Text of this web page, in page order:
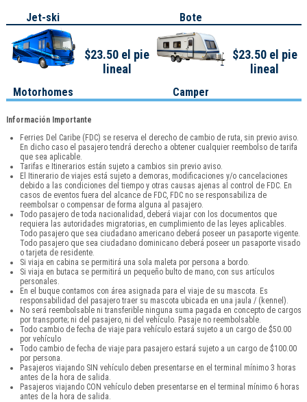
Jet-ski Bote
Motorhomes
$23.50 el pie
lineal
Camper
$23.50 el pie
lineal
Información Importante
Ferries Del Caribe (FDC) se reserva el derecho de cambio de ruta, sin previo aviso.
En dicho caso el pasajero tendrá derecho a obtener cualquier reembolso de tarifa
que sea aplicable.
Tarifas e Itinerarios están sujeto a cambios sin previo aviso.
El Itinerario de viajes está sujeto a demoras, modificaciones y/o cancelaciones
debido a las condiciones del tiempo y otras causas ajenas al control de FDC. En
casos de eventos fuera del alcance de FDC, FDC no se responsabiliza de
reembolsar o compensar de forma alguna al pasajero.
Todo pasajero de toda nacionalidad, deberá viajar con los documentos que
requiera las autoridades migratorias, en cumplimiento de las leyes aplicables.
Todo pasajero que sea ciudadano americano deberá poseer un pasaporte vigente.
Todo pasajero que sea ciudadano dominicano deberá poseer un pasaporte visado
o tarjeta de residente.
Si viaja en cabina se permitirá una sola maleta por persona a bordo.
Si viaja en butaca se permitirá un pequeño bulto de mano, con sus artículos
personales.
En el buque contamos con área asignada para el viaje de su mascota. Es
responsabilidad del pasajero traer su mascota ubicada en una jaula / (kennel).
No será reembolsable ni transferible ninguna suma pagada en concepto de cargos
por transporte; ni del pasajero, ni del vehículo. Pasaje no reembolsable.
Todo cambio de fecha de viaje para vehículo estará sujeto a un cargo de $50.00
por vehículo
Todo cambio de fecha de viaje para pasajero estará sujeto a un cargo de $100.00
por persona.
Pasajeros viajando SIN vehículo deben presentarse en el terminal mínimo 3 horas
antes de la hora de salida.
Pasajeros viajando CON vehículo deben presentarse en el terminal mínimo 6 horas
antes de la hora de salida.